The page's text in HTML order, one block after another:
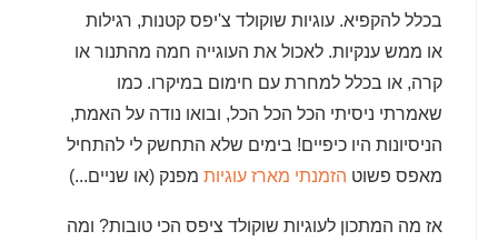
בכלל להקפיא. עוגיות שוקולד צ'יפס קטנות, רגילות
או ממש ענקיות. לאכול את העוגייה חמה מהתנור או
קרה, או בכלל למחרת עם חימום במיקרו. כמו
שאמרתי ניסיתי הכל הכל הכל, ובואו נודה על האמת,
הניסיונות היו כיפיים! בימים שלא התחשק לי להתחיל
מאפס פשוט הזמנתי מארז עוגיות מפנק (או שניים...)
אז מה המתכון לעוגיות שוקולד ציפס הכי טובות? ומה